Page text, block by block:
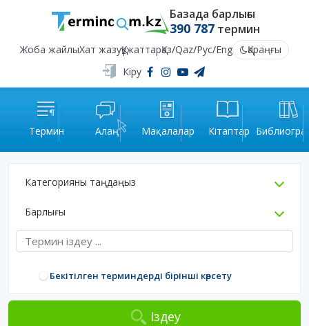
Базада барлығы
390 787термин
Жоба жайлыХат жазуҚұжаттарҚаз/Qaz/Рус/Eng
Қараңғы
Кіру
Термин Алаң Мақалалар Кітаптар
Категорияны таңдаңыз
Барлығы
Бекітілген терминдерді бірінші көрсету
Іздеу